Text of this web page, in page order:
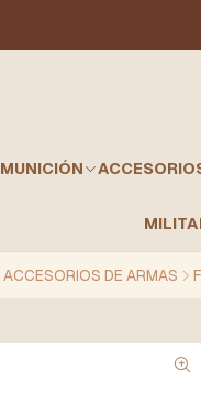
MUNICIÓN
ACCESORIOS DE ARMAS